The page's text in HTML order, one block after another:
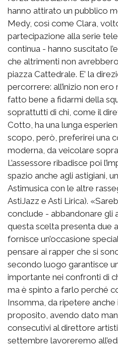
hanno attirato un pubblico
Medy, così come Clara,
partecipazione alla serie
continua - hanno suscitato
che altrimenti non
piazza Cattedrale. E’ la
percorrere: all’inizio non
fatto bene a fidarmi della
soprattutti di chi, come il
Cotto, ha una lunga
scopo, però, preferirei una
moderna, da veicolare
L’assessore ribadisce poi
spazio anche agli astigiani,
Astimusica con le altre
AstiJazz e Asti Lirica).
conclude - abbandonare gli
questa scelta presenta due
fornisce un’occasione
pensare ai rapper che si
secondo luogo garantisce
importante nei confronti di
ma è spinto a farlo perché
Insomma, da ripetere anche
proposito, avendo dato
consecutivi al direttore
settembre lavoreremo